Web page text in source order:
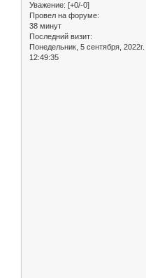
Уважение: [+0/-0]
Провел на форуме:
38 минут
Последний визит:
Понедельник, 5 сентября, 2022г.
12:49:35